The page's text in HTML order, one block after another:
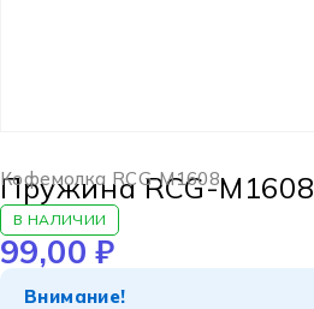
Кофемолка RCG-M1608
Пружина RCG-M1608
В НАЛИЧИИ
99,00₽
Внимание!